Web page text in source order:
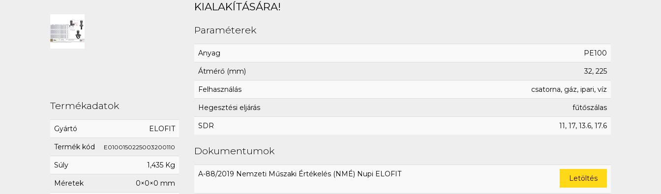
KIALAKÍTÁSÁRA!
Paraméterek
Anyag PE100
Átmérő (mm) 32, 225
Felhasználás csatorna, gáz, ipari, víz
Hegesztési eljárás fűtőszálas
SDR 11, 17, 13.6, 17.6
Dokumentumok
A-88/2019 Nemzeti Műszaki Értékelés (NMÉ) Nupi ELOFIT Letöltés
Termékadatok
Gyártó ELOFIT
Termék kód E0100150225003200110
Súly 1,435 Kg
Méretek 0×0×0 mm